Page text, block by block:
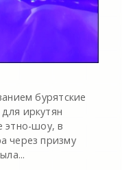
бурятские
иркутян
этно-шоу, в
через призму